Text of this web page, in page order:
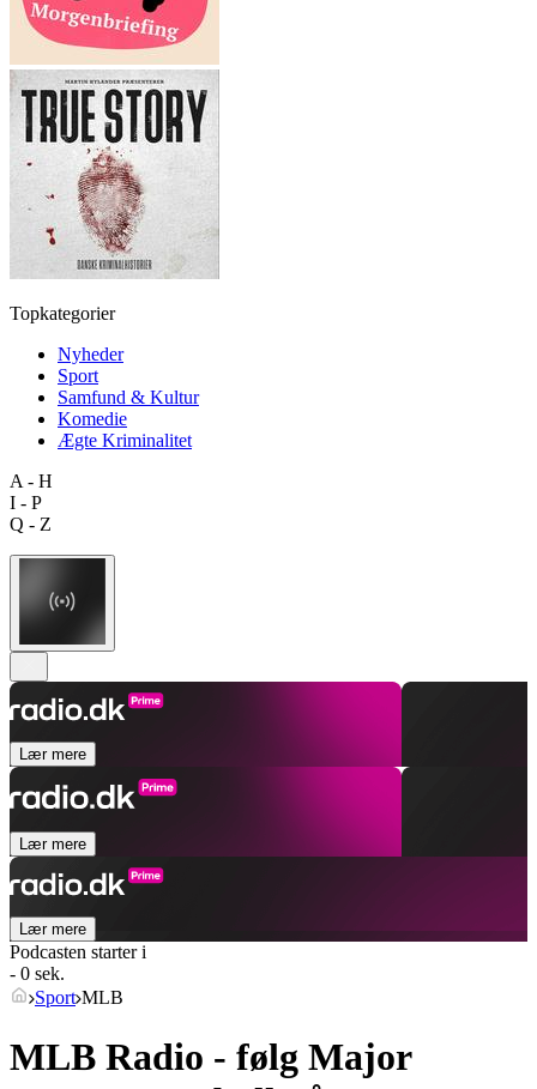
Topkategorier
Nyheder
Sport
Samfund & Kultur
Komedie
Ægte Kriminalitet
A - H
I - P
Q - Z
Lær mere
Lær mere
Lær mere
Podcasten starter i
- 0 sek.
Sport MLB
MLB Radio - følg Major